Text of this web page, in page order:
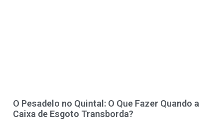
O Pesadelo no Quintal: O Que Fazer Quando a
Caixa de Esgoto Transborda?